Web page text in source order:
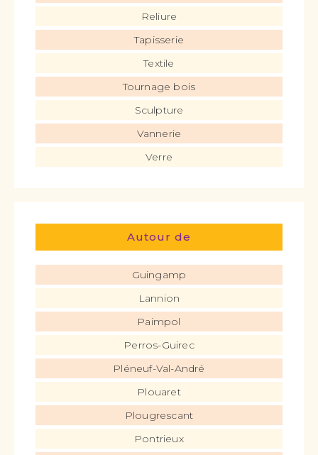
Reliure
Tapisserie
Textile
Tournage bois
Sculpture
Vannerie
Verre
Autour de
Guingamp
Lannion
Paimpol
Perros-Guirec
Pléneuf-Val-André
Plouaret
Plougrescant
Pontrieux